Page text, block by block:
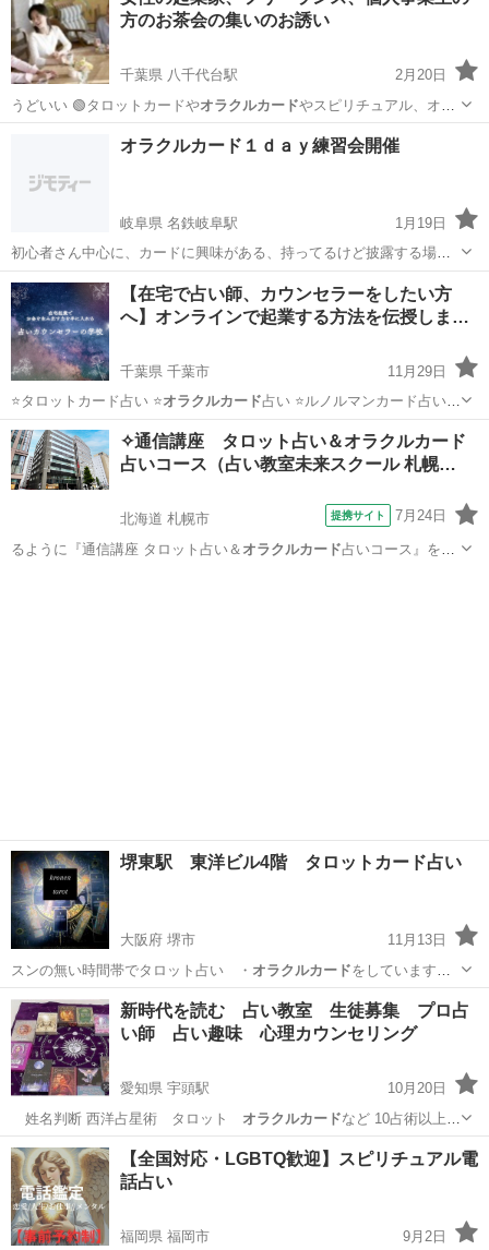
ド
もってるけど、…方のお茶会の集いのお誘い
千葉県 八千代台駅
2月20日
うどいい 🟢タロットカードやオラクルカードやスピリチュアル、オカ
ルト、呪術、…
八千代台駅 お茶会
オラクルカード１ｄａｙ練習会開催
岐阜県 名鉄岐阜駅
1月19日
初心者さん中心に、カードに興味がある、持ってるけど披露する場が
無いなど一緒に練習しませんか。ミスト体験付きのレッスン皆さんと
練習していきましょう。
岐阜 岐阜市 名鉄岐阜駅 その他 オラクルカード
【在宅で占い師、カウンセラーをしたい方
へ】オンラインで起業する方法を伝授しま
千葉県 千葉市
11月29日
⭐️タロットカード占い ⭐️オラクルカード占い ⭐️ルノルマンカード占い
…千葉 千葉市 その他 マヤ暦
✧通信講座 タロット占い＆オラクルカード
占いコース（占い教室未来スクール 札幌…
北海道 札幌市 提携サイト 7月24日
るように『通信講座 タロット占い＆ オラクルカード占いコース』を開
堺東駅 東洋ビル4階 タロットカード占い
大阪府 堺市
11月13日
スンの無い時間帯でタロット占い ・ オラクルカードをしています、
✨️お悩み相談…
大阪 堺市 タロット タロット占い
新時代を読む 占い教室 生徒募集 プロ占
い師 占い趣味 心理カウンセリング
愛知県 宇頭駅
10月20日
姓名判断 西洋占星術 タロット オラクルカードなど 10占術以上
料金 ⭐︎格…
愛知 岡崎市 宇頭駅 占い師
【全国対応・LGBTQ歓迎】スピリチュアル電
話占い
福岡県 福岡市
9月2日